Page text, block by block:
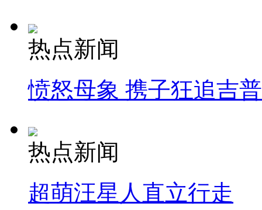
热点新闻
愤怒母象 携子狂追吉
热点新闻
超萌汪星人直立行走